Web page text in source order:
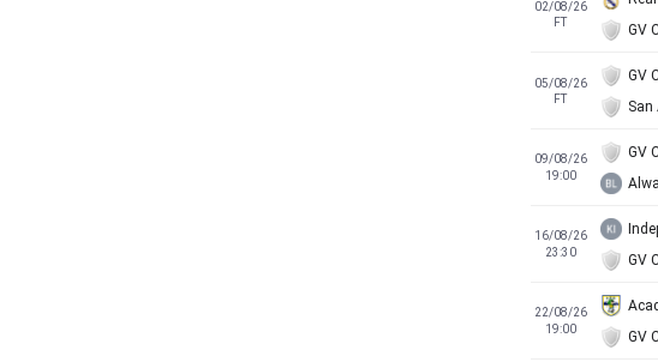
02/08/26
FT
GV
05/08/26
FT
GV
09/08/26
19:00
GV
16/08/26
23:30
GV
22/08/26
19:00
GV